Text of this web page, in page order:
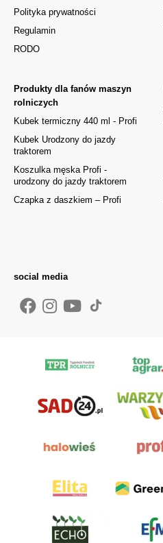
Polityka prywatności
Regulamin
RODO
Produkty dla fanów maszyn
rolniczych
Kubek termiczny 440 ml - Profi
Kubek Urodzony do jazdy
traktorem
Koszulka męska Profi -
urodzony do jazdy traktorem
Czapka z daszkiem – Profi
social media